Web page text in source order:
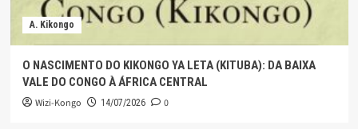
A. Kikongo
O NASCIMENTO DO KIKONGO YA LETA (KITUBA): DA BAIXA
VALE DO CONGO À ÁFRICA CENTRAL
Wizi-Kongo 14/07/2026 0